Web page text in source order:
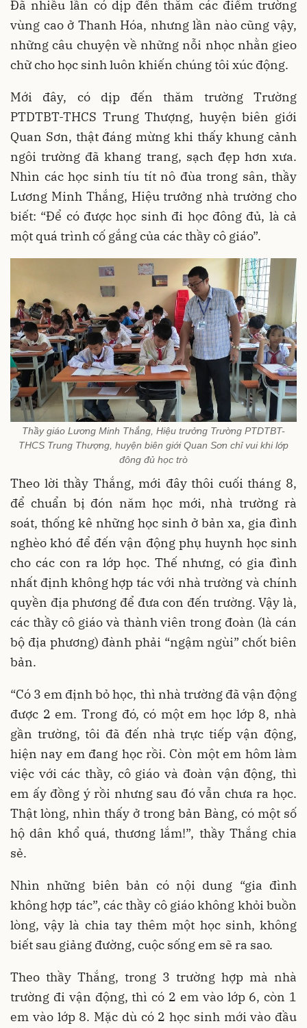
Đã nhiều lần có dịp đến thăm các điểm trường
vùng cao ở Thanh Hóa, nhưng lần nào cũng vậy,
những câu chuyện về những nỗi nhọc nhằn gieo
chữ cho học sinh luôn khiến chúng tôi xúc động.
Mới đây, có dịp đến thăm trường Trường
PTDTBT-THCS Trung Thượng, huyện biên giới
Quan Sơn, thật đáng mừng khi thấy khung cảnh
ngôi trường đã khang trang, sạch đẹp hơn xưa.
Nhìn các học sinh tíu tít nô đùa trong sân, thầy
Lương Minh Thắng, Hiệu trưởng nhà trường cho
biết: “Để có được học sinh đi học đông đủ, là cả
một quá trình cố gắng của các thầy cô giáo”.
Thầy giáo Lương Minh Thắng, Hiệu trưởng Trường PTDTBT-
THCS Trung Thượng, huyện biên giới Quan Sơn chỉ vui khi lớp
đông đủ học trò
Theo lời thầy Thắng, mới đây thôi cuối tháng 8,
để chuẩn bị đón năm học mới, nhà trường rà
soát, thống kê những học sinh ở bản xa, gia đình
nghèo khó để đến vận động phụ huynh học sinh
cho các con ra lớp học. Thế nhưng, có gia đình
nhất định không hợp tác với nhà trường và chính
quyền địa phương để đưa con đến trường. Vậy là,
các thầy cô giáo và thành viên trong đoàn (là cán
bộ địa phương) đành phải “ngậm ngùi” chốt biên
bản.
“Có 3 em định bỏ học, thì nhà trường đã vận động
được 2 em. Trong đó, có một em học lớp 8, nhà
gần trường, tôi đã đến nhà trực tiếp vận động,
hiện nay em đang học rồi. Còn một em hôm làm
việc với các thầy, cô giáo và đoàn vận động, thì
em ấy đồng ý rồi nhưng sau đó vẫn chưa ra học.
Thật lòng, nhìn thấy ở trong bản Bàng, có một số
hộ dân khổ quá, thương lắm!”, thầy Thắng chia
sẻ.
Nhìn những biên bản có nội dung “gia đình
không hợp tác”, các thầy cô giáo không khỏi buồn
lòng, vậy là chia tay thêm một học sinh, không
biết sau giảng đường, cuộc sống em sẽ ra sao.
Theo thầy Thắng, trong 3 trường hợp mà nhà
trường đi vận động, thì có 2 em vào lớp 6, còn 1
em vào lớp 8. Mặc dù có 2 học sinh mới vào đầu